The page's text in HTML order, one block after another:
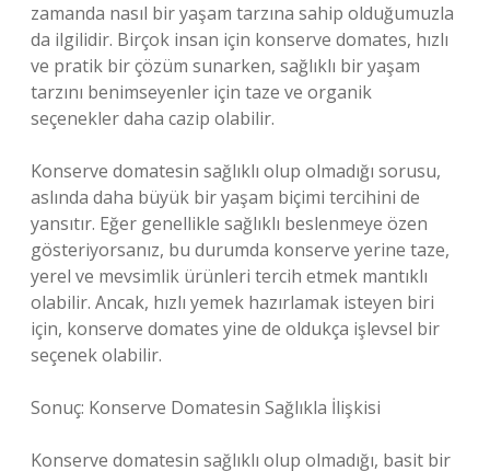
zamanda nasıl bir yaşam tarzına sahip olduğumuzla
da ilgilidir. Birçok insan için konserve domates, hızlı
ve pratik bir çözüm sunarken, sağlıklı bir yaşam
tarzını benimseyenler için taze ve organik
seçenekler daha cazip olabilir.
Konserve domatesin sağlıklı olup olmadığı sorusu,
aslında daha büyük bir yaşam biçimi tercihini de
yansıtır. Eğer genellikle sağlıklı beslenmeye özen
gösteriyorsanız, bu durumda konserve yerine taze,
yerel ve mevsimlik ürünleri tercih etmek mantıklı
olabilir. Ancak, hızlı yemek hazırlamak isteyen biri
için, konserve domates yine de oldukça işlevsel bir
seçenek olabilir.
Sonuç: Konserve Domatesin Sağlıkla İlişkisi
Konserve domatesin sağlıklı olup olmadığı, basit bir